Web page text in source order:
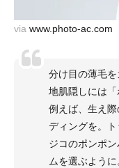
via www.photo-ac.com
分け目の薄毛を
地肌隠しには
例えば、生え
ディングを。
ジコのポンポ
ムを選ぶよう